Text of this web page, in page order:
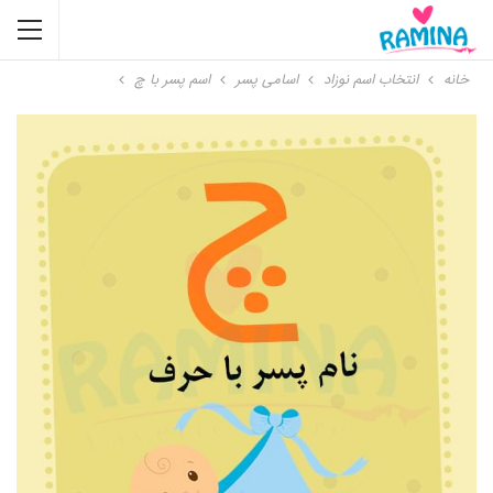
خانه انتخاب اسم نوزاد اسامی پسر اسم پسر با چ